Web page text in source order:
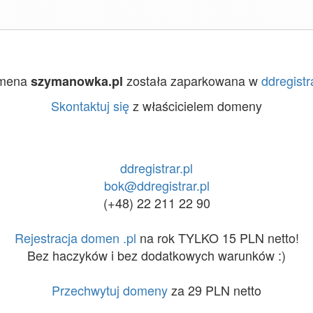
szymanowka.pl została zaparkowana w
Skontaktuj sięz właścicielem domeny
ddregistrar.pl
bok@ddregistrar.pl
(+48) 22 211 22 90
Rejestracja domen .pl na rok TYLKO 15 PLN netto!
Bez haczyków i bez dodatkowych warunków :)
Przechwytuj domenyza 29 PLN netto